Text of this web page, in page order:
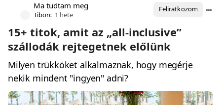
Ma tudtam meg
Tiborc 1 hete
Feliratkozom
15+ titok, amit az „all-inclusive”
szállodák rejtegetnek előlünk
Milyen trükköket alkalmaznak, hogy megérje
nekik mindent "ingyen" adni?